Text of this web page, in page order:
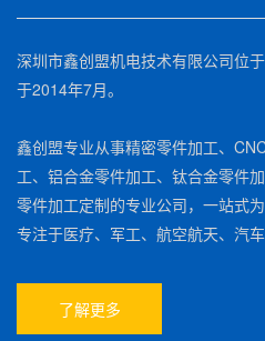
深圳市鑫创盟机电技术有限公司位
于2014年7月。
鑫创盟专业从事精密零件加工、
工、铝合金零件加工、钛合金零件
零件加工定制的专业公司，一站式
专注于医疗、军工、航空航天、汽
了解更多